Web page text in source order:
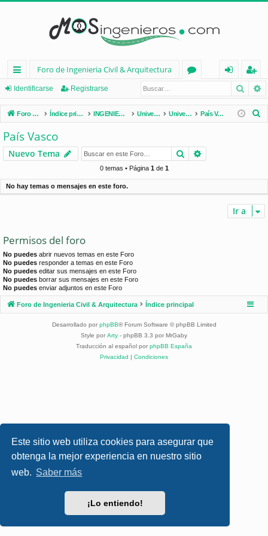
Este sitio web utiliza cookies para asegurar que
obtenga la mejor experiencia en nuestro sitio
web. Saber más
¡Lo entiendo!
nl
ac
es
rá
pi
d
Foro de Ingenieria Civil & Arquitectura
os
nt
ifi
e
eg
ist
ra
Identificarse Registrarse
Foro de Ingenieria Civil & Arquitectura Índice principal INGENIERÍA CIVIL (España) Universidades de España Universidades por Comunidades País Vasco
r
País Vasco
Nuevo Tema Buscar
0 temas • Página 1de 1
No hay temas o mensajes en este foro.
Ir a
Permisos del foro
No puedes abrir nuevos temas en este Foro
No puedes responder a temas en este Foro
No puedes editar sus mensajes en este Foro
No puedes borrar sus mensajes en este Foro
No puedes enviar adjuntos en este Foro
Foro de Ingenieria Civil & Arquitectura Índice principal
Desarrollado por phpBB® Forum Software © phpBB Limited
Style por Arty - phpBB 3.3 por MrGaby
Traducción al español por phpBB España
Privacidad | Condiciones